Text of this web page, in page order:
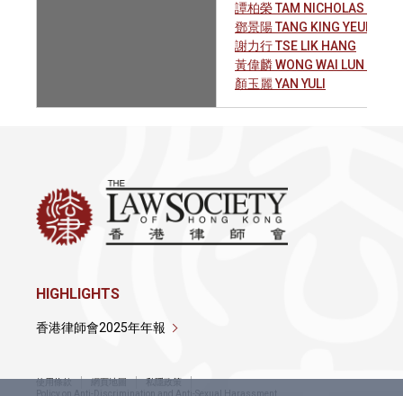
譚柏榮 TAM NICHOLAS
鄧景陽 TANG KING YEUNG
謝力行 TSE LIK HANG
黃偉麟 WONG WAI LUN ALAN
顏玉麗 YAN YULI
HIGHLIGHTS
香港律師會2025年年報
使用條款 網頁地圖
私隱政策
Policy on Anti-Discrimination and Anti-Sexual Harassment